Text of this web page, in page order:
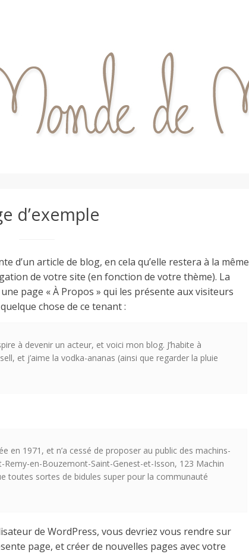
d’exemple
d’un article de blog, en cela qu’elle restera à la même
de votre site (en fonction de votre thème). La
page « À Propos » qui les présente aux visiteurs
chose de ce tenant :
à devenir un acteur, et voici mon blog. J’habite à
et j’aime la vodka-ananas (ainsi que regarder la pluie
en 1971, et n’a cessé de proposer au public des machins-
Remy-en-Bouzemont-Saint-Genest-et-Isson, 123 Machin
toutes sortes de bidules super pour la communauté
de WordPress, vous devriez vous rendre sur
page, et créer de nouvelles pages avec votre